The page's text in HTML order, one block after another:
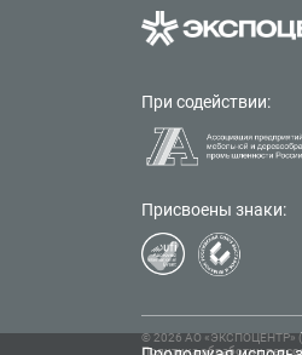
При содействии:
Присвоены знаки:
© 2026 АО «ЭКСПОЦЕНТР»
Политика обработки